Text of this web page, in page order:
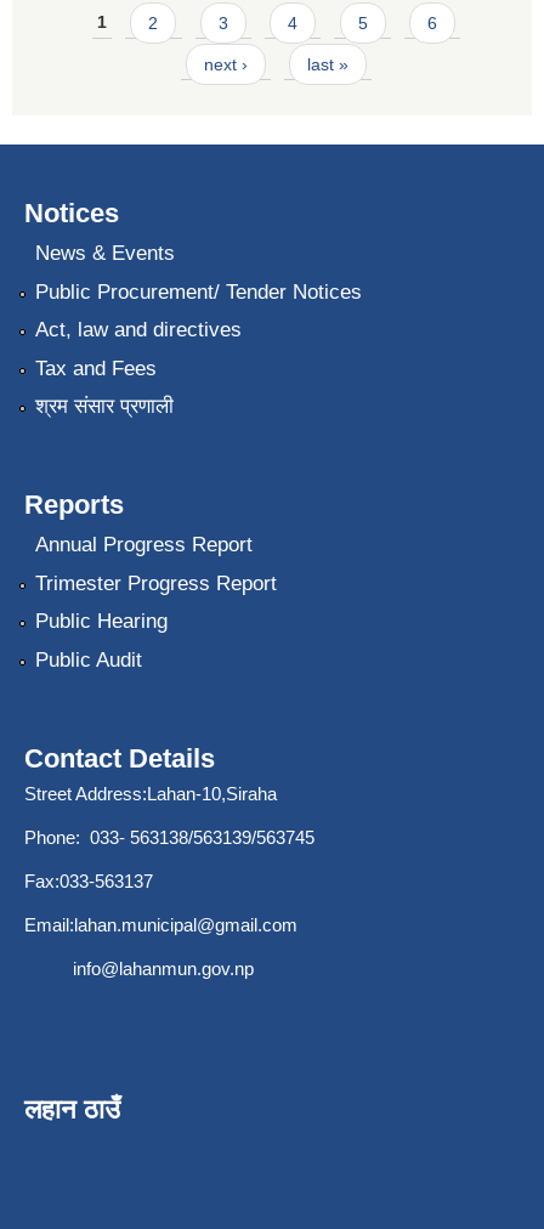
Pages
1 2 3 4 5 6
next › last »
Notices
News & Events
Public Procurement/ Tender Notices
Act, law and directives
Tax and Fees
श्रम संसार प्रणाली
Reports
Annual Progress Report
Trimester Progress Report
Public Hearing
Public Audit
Contact Details
Street Address:Lahan-10,Siraha
Phone: 033- 563138/563139/563745
Fax:033-563137
Email:lahan.municipal@gmail.com
info@lahanmun.gov.np
लहान ठाउँ